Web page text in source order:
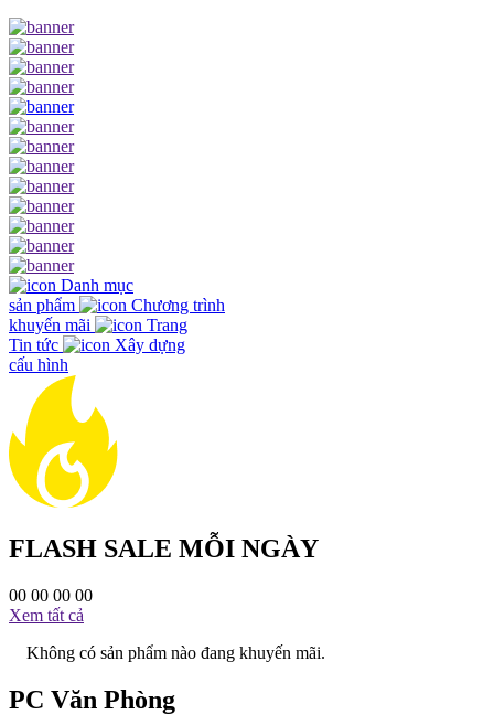
Danh mục
sản phẩm
Chương trình
khuyến mãi
Trang
Tin tức
Xây dựng
cấu hình
FLASH SALE MỖI NGÀY
00 00 00 00
Xem tất cả
Không có sản phẩm nào đang khuyến mãi.
PC Văn Phòng